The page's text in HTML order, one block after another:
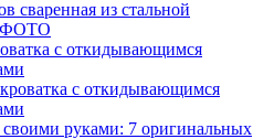
с откидывающимся
своими руками: 7 оригинальных